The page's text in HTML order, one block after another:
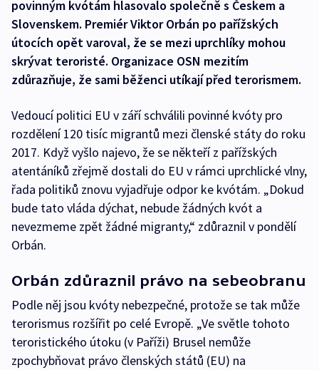
povinným kvótám hlasovalo společně s Českem a
Slovenskem. Premiér Viktor Orbán po pařížských
útocích opět varoval, že se mezi uprchlíky mohou
skrývat teroristé. Organizace OSN mezitím
zdůrazňuje, že sami běženci utíkají před terorismem.
Vedoucí politici EU v září schválili povinné kvóty pro
rozdělení 120 tisíc migrantů mezi členské státy do roku
2017. Když vyšlo najevo, že se někteří z pařížských
atentáníků zřejmě dostali do EU v rámci uprchlické vlny,
řada politiků znovu vyjadřuje odpor ke kvótám. „Dokud
bude tato vláda dýchat, nebude žádných kvót a
nevezmeme zpět žádné migranty,“ zdůraznil v pondělí
Orbán.
Orbán zdůraznil právo na sebeobranu
Podle něj jsou kvóty nebezpečné, protože se tak může
terorismus rozšířit po celé Evropě. „Ve světle tohoto
teroristického útoku (v Paříži) Brusel nemůže
zpochybňovat právo členských států (EU) na